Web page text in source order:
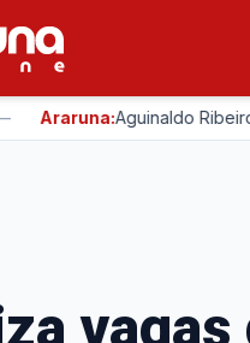
Aguinaldo Ribeiro
vagas